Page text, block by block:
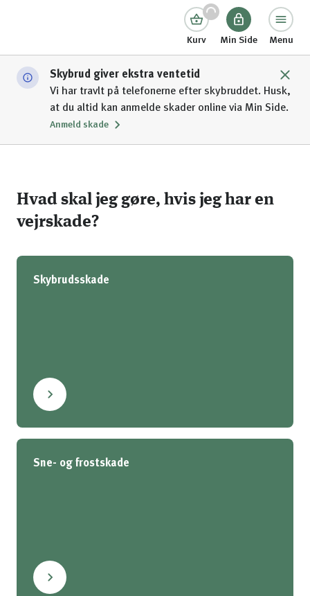
Kurv Min Side Menu
Skybrud giver ekstra ventetid
Vi har travlt på telefonerne efter skybruddet. Husk,
at du altid kan anmelde skader online via Min Side.
Anmeld skade
Hvad skal jeg gøre, hvis jeg har en
vejrskade?
Skybrudsskade
Sne- og frostskade